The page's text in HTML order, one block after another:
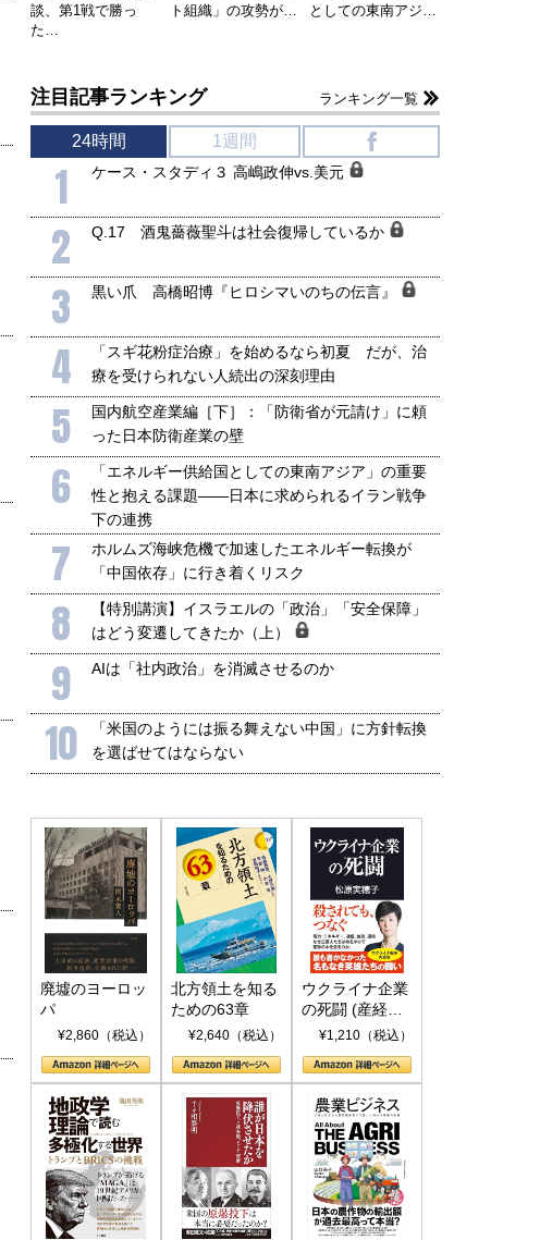
談、第1戦で勝っ
た…
ト組織」の攻勢が…
としての東南アジ…
注目記事ランキング ランキング一覧
24時間 1週間
1 ケース・スタディ３ 高嶋政伸vs.美元
2 Q.17 酒鬼薔薇聖斗は社会復帰しているか
3 黒い爪 高橋昭博『ヒロシマいのちの伝言』
4
「スギ花粉症治療」を始めるなら初夏 だが、治
療を受けられない人続出の深刻理由
5
国内航空産業編［下］：「防衛省が元請け」に頼
った日本防衛産業の壁
6
「エネルギー供給国としての東南アジア」の重要
性と抱える課題――日本に求められるイラン戦争
下の連携
7
ホルムズ海峡危機で加速したエネルギー転換が
「中国依存」に行き着くリスク
8
【特別講演】イスラエルの「政治」「安全保障」
はどう変遷してきたか（上）
9 AIは「社内政治」を消滅させるのか
10
「米国のようには振る舞えない中国」に方針転換
を選ばせてはならない
廃墟のヨーロッ
パ
¥2,860（税込）
北方領土を知る
ための63章
¥2,640（税込）
ウクライナ企業
の死闘 (産経セ
レクト S 039)
¥1,210（税込）